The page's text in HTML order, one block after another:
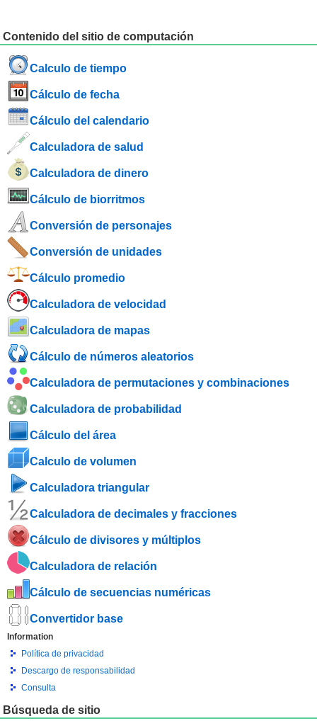
Contenido del sitio de computación
Calculo de tiempo
Cálculo de fecha
Cálculo del calendario
Calculadora de salud
Calculadora de dinero
Cálculo de biorritmos
Conversión de personajes
Conversión de unidades
Cálculo promedio
Calculadora de velocidad
Calculadora de mapas
Cálculo de números aleatorios
Calculadora de permutaciones y combinaciones
Calculadora de probabilidad
Cálculo del área
Calculo de volumen
Calculadora triangular
Calculadora de decimales y fracciones
Cálculo de divisores y múltiplos
Calculadora de relación
Cálculo de secuencias numéricas
Convertidor base
Information
Política de privacidad
Descargo de responsabilidad
Consulta
Búsqueda de sitio